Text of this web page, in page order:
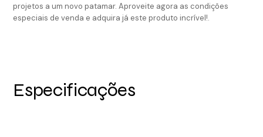
projetos a um novo patamar. Aproveite agora as condições
especiais de venda e adquira já este produto incrível!.
Especificações